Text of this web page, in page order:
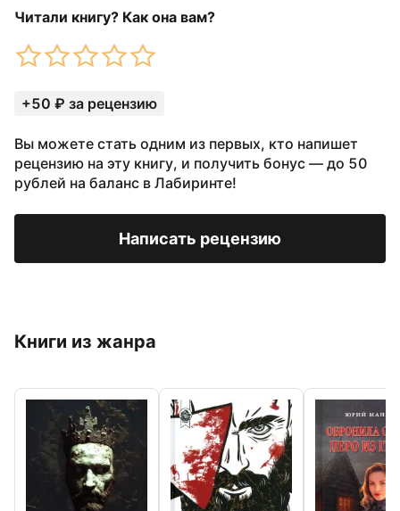
Читали книгу? Как она вам?
+50 ₽ за рецензию
Вы можете стать одним из первых, кто напишет
рецензию на эту книгу, и получить бонус — до 50
рублей на баланс в Лабиринте!
Написать рецензию
Книги из жанра